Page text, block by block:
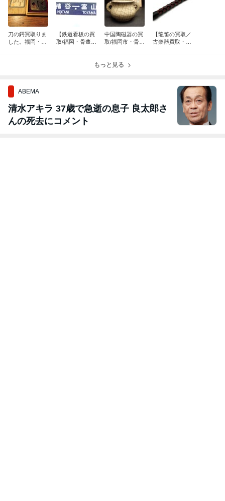
刀の鍔買取りま
した。福岡・骨
【鉄道看板の買
取/福岡・骨董
中国陶磁器の買
取/福岡市・骨董
【龍笛の買取／
古楽器買取・福
もっと見る
ABEMA
清水アキラ 37歳で急逝の息子 良太郎さ
んの死去にコメント